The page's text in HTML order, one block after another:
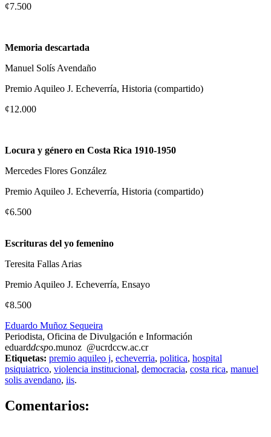
¢7.500
Memoria descartada
Manuel Solís Avendaño
Premio Aquileo J. Echeverría, Historia (compartido)
¢12.000
Locura y género en Costa Rica 1910-1950
Mercedes Flores González
Premio Aquileo J. Echeverría, Historia (compartido)
¢6.500
Escrituras del yo femenino
Teresita Fallas Arias
Premio Aquileo J. Echeverría, Ensayo
¢8.500
Eduardo Muñoz Sequeira
Periodista, Oficina de Divulgación e Información
eduarddcspo.munoz @ucrdccw.ac.cr
Etiquetas: premio aquileo j, echeverria, politica, hospital
psiquiatrico, violencia institucional, democracia, costa rica, manuel
solis avendano, iis.
Comentarios: